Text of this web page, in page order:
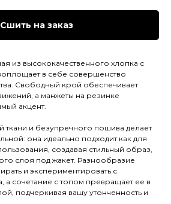
Сшить на заказ
из высококачественного хлопка с
в себе совершенство
Свободный крой обеспечивает
а манжеты на резинке
акцент.
ткани и безупречного пошива делает
она идеально подходит как для
создавая стильный образ,
слоя под жакет. Разнообразие
и экспериментировать с
сочетание с топом превращает ее в
подчеркивая вашу утонченность и